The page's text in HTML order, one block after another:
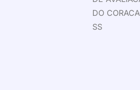
DO
SS